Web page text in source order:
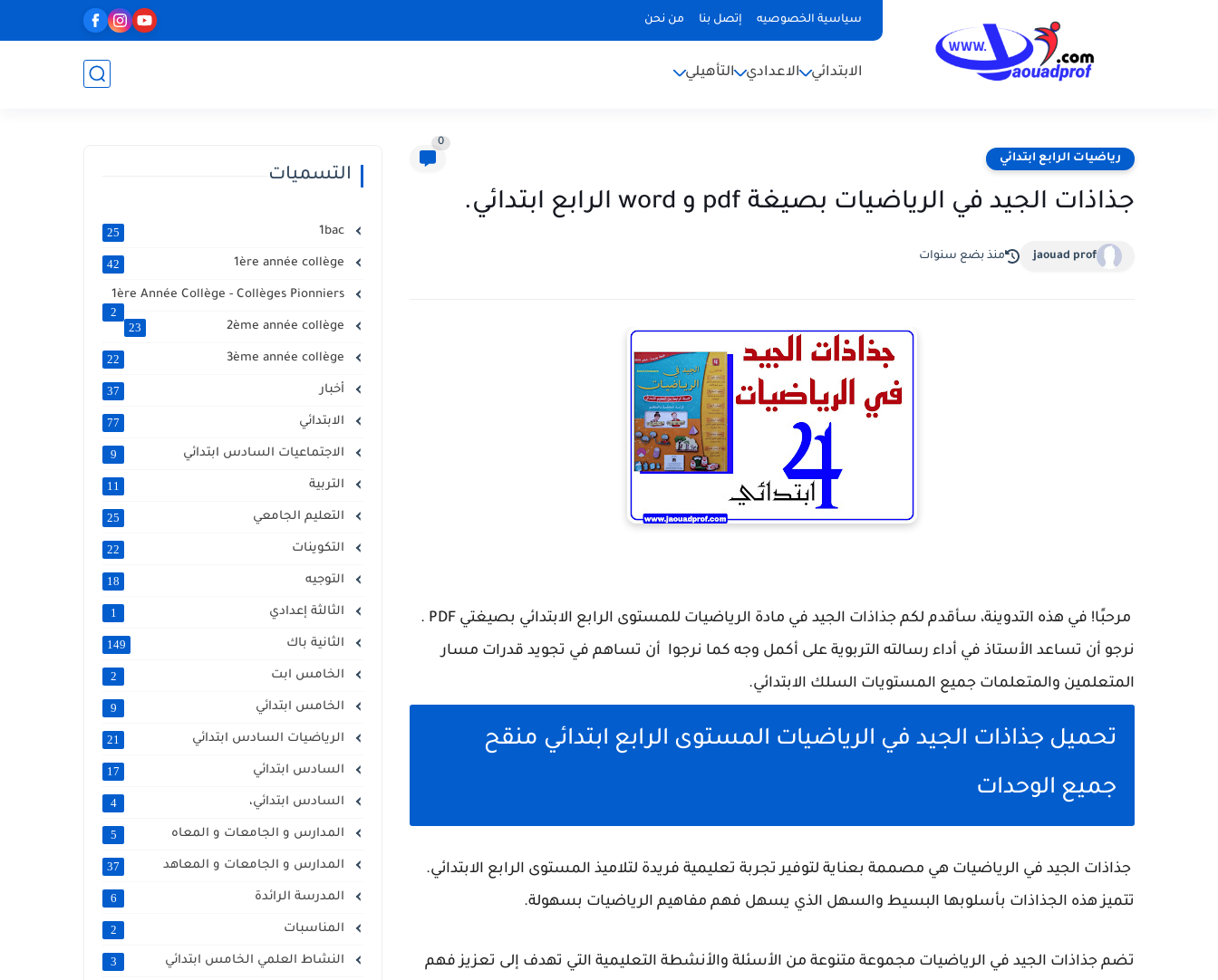
سياسية الخصوصيه إتصل بنا من نحن
الابتدائي الاعدادي التأهيلي
رياضيات الرابع ابتدائي
0
جذاذات الجيد في الرياضيات بصيغة pdf و word الرابع ابتدائي.
jaouad prof منذ بضع سنوات
مرحبًا! في هذه التدوينة، سأقدم لكم جذاذات الجيد في مادة الرياضيات للمستوى الرابع الابتدائي بصيغتي PDF .
نرجو أن تساعد الأستاذ في أداء رسالته التربوية على أكمل وجه كما نرجوا أن تساهم في تجويد قدرات مسار
المتعلمين والمتعلمات جميع المستويات السلك الابتدائي.
تحميل جذاذات الجيد في الرياضيات المستوى الرابع ابتدائي منقح
جميع الوحدات
جذاذات الجيد في الرياضيات هي مصممة بعناية لتوفير تجربة تعليمية فريدة لتلاميذ المستوى الرابع الابتدائي.
تتميز هذه الجذاذات بأسلوبها البسيط والسهل الذي يسهل فهم مفاهيم الرياضيات بسهولة.
تضم جذاذات الجيد في الرياضيات مجموعة متنوعة من الأسئلة والأنشطة التعليمية التي تهدف إلى تعزيز فهم
التسميات
1bac
25
42
1ère Année Collège - Collèges Pionniers
2
23
22
أخبار 37
الابتدائي 77
الاجتماعيات السادس ابتدائي 9
التربية 11
التعليم الجامعي 25
التكوينات 22
التوجيه 18
الثالثة إعدادي 1
الثانية باك 149
الخامس ابت 2
الخامس ابتدائي 9
الرياضيات السادس ابتدائي 21
السادس ابتدائي 17
السادس ابتدائي، 4
المدارس و الجامعات و المعاه 5
المدارس و الجامعات و المعاهد 37
المدرسة الرائدة 6
المناسبات 2
النشاط العلمي الخامس ابتدائي 3